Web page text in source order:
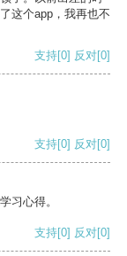
这个app，我再也不
支持[0] 反对[0]
支持[0] 反对[0]
习心得。
支持[0] 反对[0]